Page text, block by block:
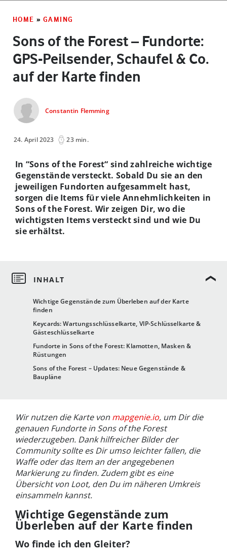
HOME » GAMING
Sons of the Forest – Fundorte:
GPS-Peilsender, Schaufel & Co.
auf der Karte finden
Constantin Flemming
24. April 2023 23 min.
Wichtige Gegenstände zum Überleben auf der Karte
finden
Keycards: Wartungsschlüsselkarte, VIP-Schlüsselkarte &
Gästeschlüsselkarte
Fundorte in Sons of the Forest: Klamotten, Masken &
Rüstungen
Sons of the Forest – Updates: Neue Gegenstände &
Baupläne
In “Sons of the Forest“ sind zahlreiche wichtige
Gegenstände versteckt. Sobald Du sie an den
jeweiligen Fundorten aufgesammelt hast,
sorgen die Items für viele Annehmlichkeiten in
Sons of the Forest. Wir zeigen Dir, wo die
wichtigsten Items versteckt sind und wie Du
sie erhältst.
Wir nutzen die Karte von mapgenie.io, um Dir die
genauen Fundorte in Sons of the Forest
wiederzugeben. Dank hilfreicher Bilder der
Community sollte es Dir umso leichter fallen, die
Waffe oder das Item an der angegebenen
Markierung zu finden. Zudem gibt es eine
Übersicht von Loot, den Du im näheren Umkreis
einsammeln kannst.
Wichtige Gegenstände zum
Überleben auf der Karte finden
Wo finde ich den Gleiter?